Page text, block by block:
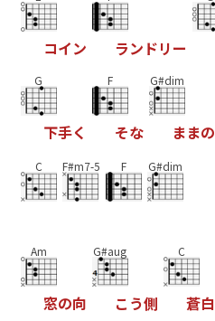
コイン ラン ドリー
G
下手く
F
そな
G#dim
ままの
C F#m7-5 F G#dim
Am
窓の向
G#aug
こ う側
C
蒼白